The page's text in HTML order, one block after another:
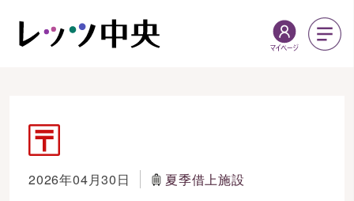
2026年04月30日 夏季借上施設